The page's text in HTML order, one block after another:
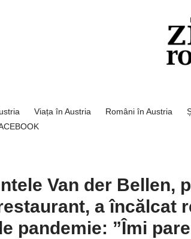
Viața în Austria Români în Austria
Van der Bellen,
a încălcat
pandemie: ”Îmi